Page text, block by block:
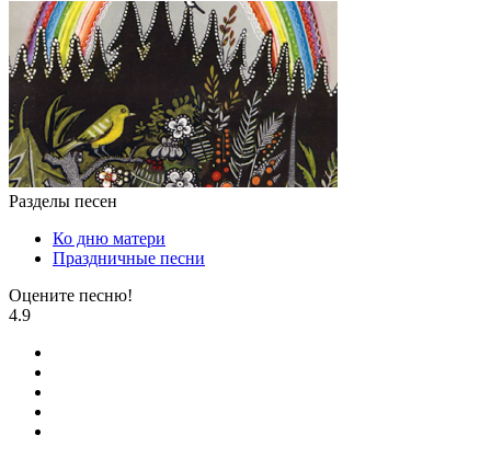
Разделы песен
Ко дню матери
Праздничные песни
Оцените песню!
4.9